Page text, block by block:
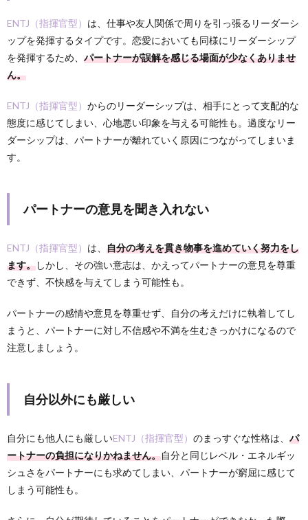
ENTJ（指揮官型） は、仕事や友人関係で周りを引っ張るリーダーシ
ップを発揮するタイプです。恋愛においても同様にリーダーシップ
を発揮するため、 パートナーが誤解を感じる場面が少なくありませ
ん。
ENTJ（指揮官型） からのリーダーシップは、相手にとって支配的な
態度に感じてしまい、心地悪い印象を与える可能性も。過度なリー
ダーシップは、パートナーが離れていく原因につながってしまいま
す。
パートナーの意見を聞き入れない
ENTJ（指揮官型） は、 自分の考えを貫き物事を進めていく努力をし
ます。しかし、その強い意志は、かえってパートナーの意見を尊重
できず、不快感を与えてしまう可能性も。
パートナーの感情や意見を尊重せず、自分の考えだけに執着してし
まうと、パートナーに対し不信感や不満を生むきっかけになるので
注意しましょう。
自分以外にも厳しい
自分にも他人にも厳しいENTJ（指揮官型） のまっすぐな性格は、 パ
ートナーの負担になりかねません。自分と同じレベル・エネルギッ
シュさをパートナーにも求めてしまい、パートナーが窮屈に感じて
しまう可能性も。